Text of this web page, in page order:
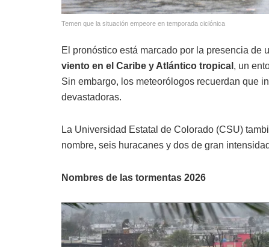
Temen que la situación empeore en temporada ciclónica
El pronóstico está marcado por la presencia de
viento en el Caribe y Atlántico tropical , un
Sin embargo, los meteorólogos recuerdan que
devastadoras.
La Universidad Estatal de Colorado (CSU)
nombre, seis huracanes y dos de gran
Nombres de las tormentas 2026